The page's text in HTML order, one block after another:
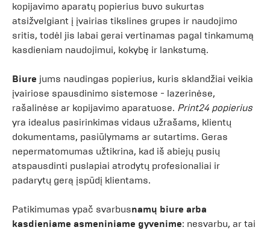
kopijavimo aparatų popierius buvo sukurtas
atsižvelgiant į įvairias tikslines grupes ir naudojimo
sritis, todėl jis labai gerai vertinamas pagal tinkamumą
kasdieniam naudojimui, kokybę ir lankstumą.
Biure jums naudingas popierius, kuris sklandžiai veikia
įvairiose spausdinimo sistemose - lazerinėse,
rašalinėse ar kopijavimo aparatuose. Print24 popierius
yra idealus pasirinkimas vidaus užrašams, klientų
dokumentams, pasiūlymams ar sutartims. Geras
nepermatomumas užtikrina, kad iš abiejų pusių
atspausdinti puslapiai atrodytų profesionaliai ir
padarytų gerą įspūdį klientams.
Patikimumas ypač svarbusnamų biure arba
kasdieniame asmeniniame gyvenime: nesvarbu, ar tai